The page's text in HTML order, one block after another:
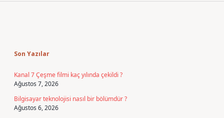
Son Yazılar
Kanal 7 Çeşme filmi kaç yılında çekildi ?
Ağustos 7, 2026
Bilgisayar teknolojisi nasıl bir bölümdür ?
Ağustos 6, 2026